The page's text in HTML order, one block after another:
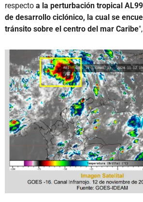
respecto a la perturbación tropical
de desarrollo ciclónico, la cual se
tránsito sobre el centro del mar Caribe